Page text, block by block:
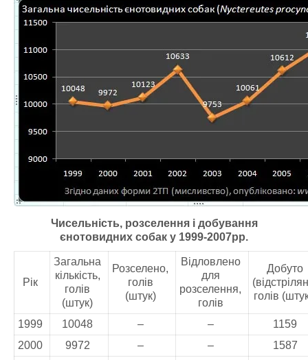
Чисельність, розселення і добування
єнотовидних собак у 1999-2007рр.
Рік
Загальна
кількість,
голів
(штук)
Розселено,
голів
(штук)
Відловлено
для
розселення,
голів
Добуто
голів
1999 10048 – –
1159
2000
9972 – –
1587